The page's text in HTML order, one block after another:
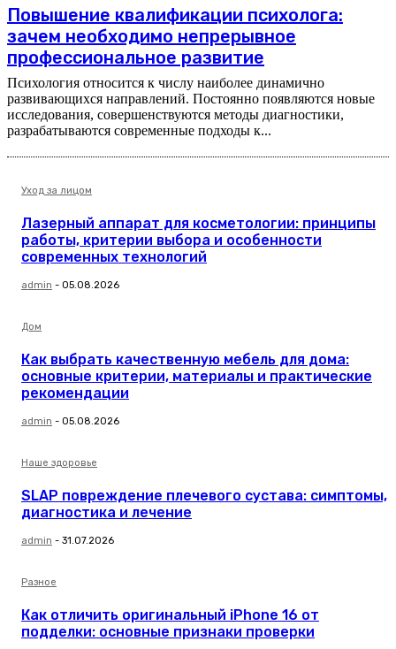
Повышение квалификации психолога:
зачем необходимо непрерывное
профессиональное развитие
Психология относится к числу наиболее динамично
развивающихся направлений. Постоянно появляются новые
исследования, совершенствуются методы диагностики,
разрабатываются современные подходы к...
Уход за лицом
Лазерный аппарат для косметологии: принципы
работы, критерии выбора и особенности
современных технологий
admin - 05.08.2026
Дом
Как выбрать качественную мебель для дома:
основные критерии, материалы и практические
рекомендации
admin - 05.08.2026
Наше здоровье
SLAP повреждение плечевого сустава: симптомы,
диагностика и лечение
admin - 31.07.2026
Разное
Как отличить оригинальный iPhone 16 от
подделки: основные признаки проверки